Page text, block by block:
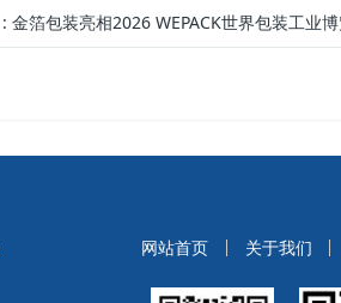
: 金箔包装亮相2026 WEPACK世界包装工业
网站首页 关于我们